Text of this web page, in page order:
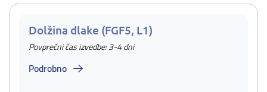
Dolžina dlake (FGF5, L1)
Povprečni čas izvedbe: 3-4 dni
Podrobno